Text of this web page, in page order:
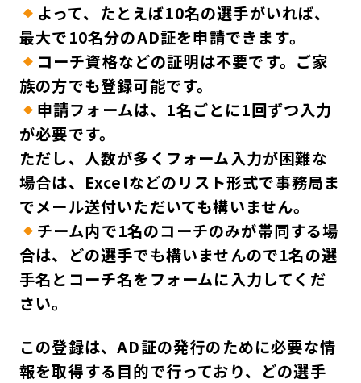
よって、たとえば10名の選手がいれば、
最大で10名分のAD証を申請できます。
コーチ資格などの証明は不要です。ご家
族の方でも登録可能です。
申請フォームは、1名ごとに1回ずつ入力
が必要です。
ただし、人数が多くフォーム入力が困難な
場合は、Excelなどのリスト形式で事務局ま
でメール送付いただいても構いません。
チーム内で1名のコーチのみが帯同する場
合は、どの選手でも構いませんので1名の選
手名とコーチ名をフォームに入力してくだ
さい。
この登録は、AD証の発行のために必要な情
報を取得する目的で行っており、どの選手